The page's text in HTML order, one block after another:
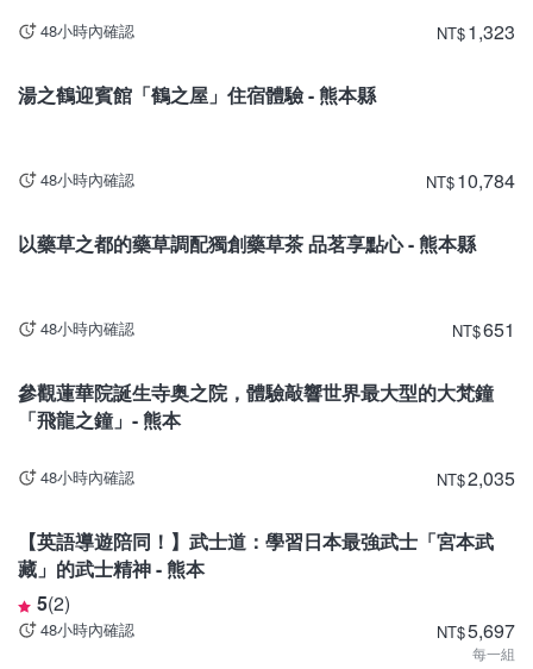
48小時內確認 NT$1,323
湯之鶴迎賓館「鶴之屋」住宿體驗 - 熊本縣
48小時內確認 NT$10,784
以藥草之都的藥草調配獨創藥草茶 品茗享點心 - 熊本縣
48小時內確認 NT$651
參觀蓮華院誕生寺奥之院，體驗敲響世界最大型的大梵鐘
「飛龍之鐘」- 熊本
48小時內確認 NT$2,035
【英語導遊陪同！】武士道：學習日本最強武士「宮本武
藏」的武士精神 - 熊本
5(2)
48小時內確認 NT$5,697
每一組